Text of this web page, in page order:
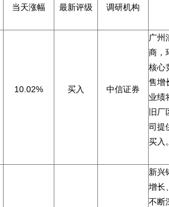
当天涨幅 最新评级 调研机构
10.02% 买入 中信证券
广州
商，
核心
售增
业绩
旧
司提
买入
新兴
增长
不断